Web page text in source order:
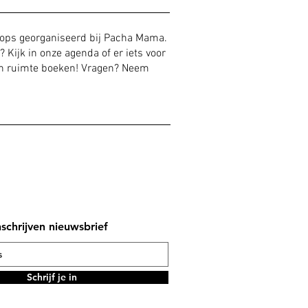
georganiseerd bij Pacha Mama.
Kijk in onze agenda of er iets voor
boeken! Vragen? Neem
nieuwsbrief
Schrijf je in